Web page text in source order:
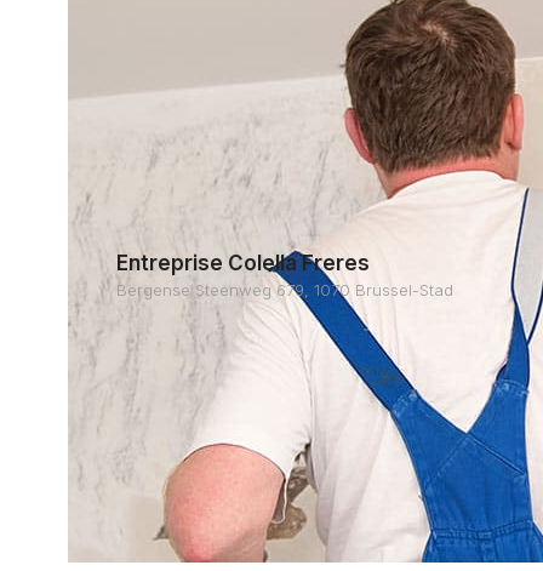
Entreprise Colella Freres
Bergense Steenweg 679, 1070 Brussel-Stad